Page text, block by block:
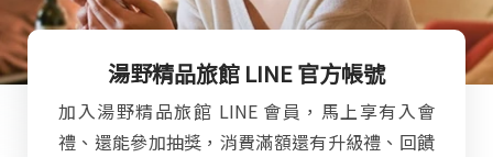
湯野精品旅館 LINE 官方帳號
加入湯野精品旅館 LINE 會員，馬上享有入會
禮、還能參加抽獎，消費滿額還有升級禮、回饋